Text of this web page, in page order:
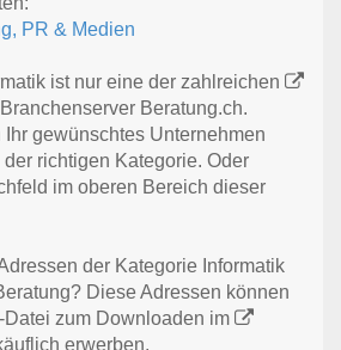
PR & Medien
ist nur eine der zahlreichen
Beratung.ch.
gewünschtes Unternehmen
richtigen Kategorie. Oder
im oberen Bereich dieser
der Kategorie Informatik
Diese Adressen können
zum Downloaden im
erwerben.